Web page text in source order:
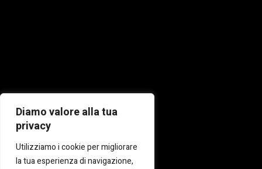
Diamo valore alla tua
privacy
Utilizziamo i cookie per migliorare
la tua esperienza di navigazione,